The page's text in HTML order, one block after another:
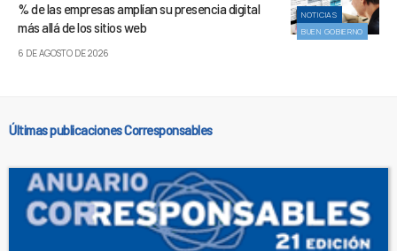
NOTICIAS
BUEN GOBIERNO
% de las empresas amplían su presencia digital
más allá de los sitios web
6 DE AGOSTO DE 2026
Últimas publicaciones Corresponsables